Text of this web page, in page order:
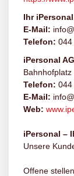
Ihr
E-Mail:
Telefon: 044
iPersonal AG
Bahnhofplatz
Telefon: 044
E-Mail:
Web:
iPersonal –
Unsere
Offene stellen